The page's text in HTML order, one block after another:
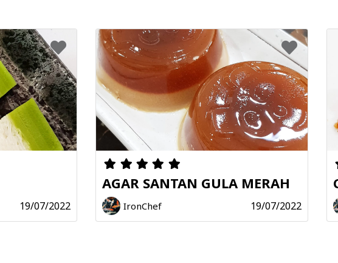
digeprek.
Setelah semua
sampai rata.
garam dan
Masak kuah
sudah matang,
Panaskan
kering. Tiris
Hidangan ini
bihun dengan
Share Print
19/07/2022
AGAR SANTAN GULA MERAH
IronChef 19/07/2022